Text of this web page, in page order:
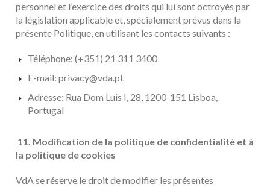
personnel et l’exercice des droits qui lui sont octroyés par
la législation applicable et, spécialement prévus dans la
présente Politique, en utilisant les contacts suivants :
Téléphone: (+351) 21 311 3400
E-mail: privacy@vda.pt
Adresse: Rua Dom Luis I, 28, 1200-151 Lisboa,
Portugal
11. Modification de la politique de confidentialité et à
la politique de cookies
VdA se réserve le droit de modifier les présentes